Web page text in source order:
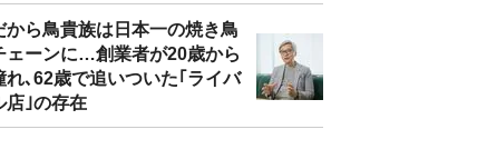
から鳥貴族は日本一の焼き鳥
ェーンに…創業者が20歳から
れ､62歳で追いついた｢ライバ
店｣の存在